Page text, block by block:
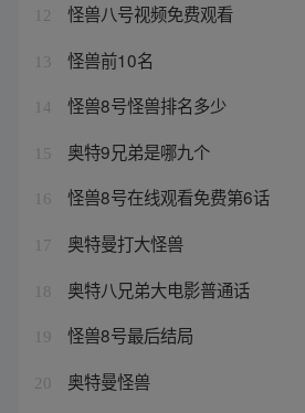
12 怪兽八号视频免费观看
13 怪兽前10名
14 怪兽8号怪兽排名多少
15 奥特9兄弟是哪九个
16 怪兽8号在线观看免费第6话
17 奥特曼打大怪兽
18 奥特八兄弟大电影普通话
19 怪兽8号最后结局
20 奥特曼怪兽